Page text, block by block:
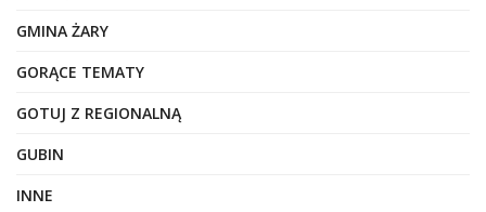
GMINA ŻARY
GORĄCE TEMATY
GOTUJ Z REGIONALNĄ
GUBIN
INNE